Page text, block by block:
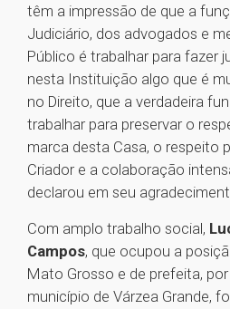
têm a impressão de que a
Judiciário, dos advogados e
Público é trabalhar para fazer
nesta Instituição algo que é
no Direito, que a verdadeira
trabalhar para preservar o
marca desta Casa, o respeito
Criador e a colaboração
declarou em seu
Com amplo trabalho social,
Campos, que ocupou a
Mato Grosso e de prefeita,
município de Várzea Grande,